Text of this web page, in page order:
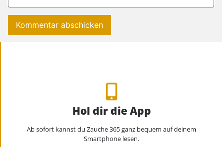
Hol dir die App
Ab sofort kannst du Zauche 365 ganz bequem auf deinem
Smartphone lesen.